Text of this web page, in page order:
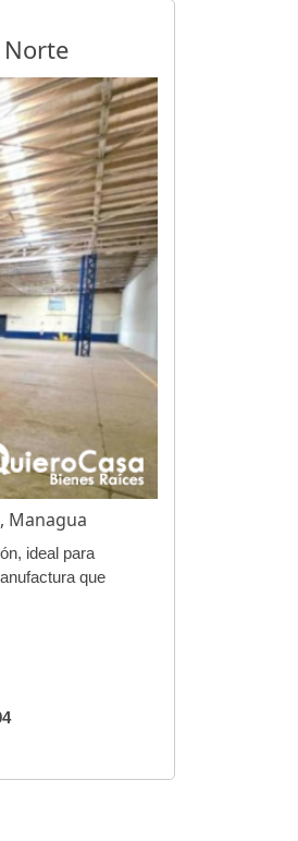
Norte
Managua
ideal para
que